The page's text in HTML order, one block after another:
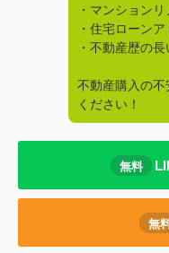
・マンション
・住宅ローン
・不動産歴の
不動産購入の
ください！
無料
無